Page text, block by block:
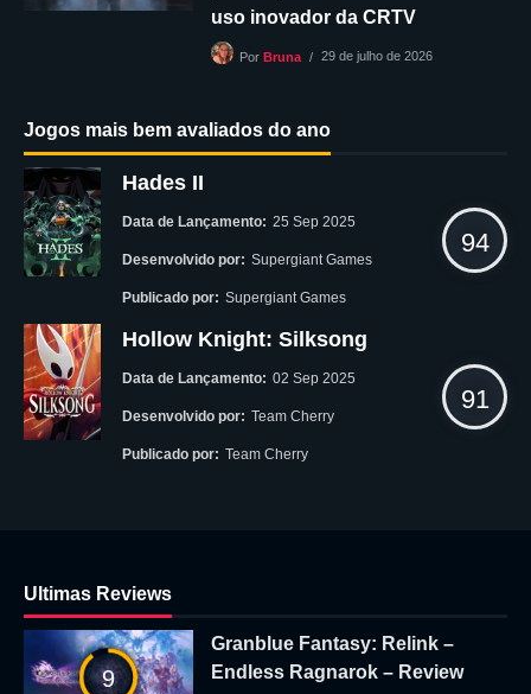
uso inovador da CRTV
PorBruna 29 de julho de 2026
Jogos mais bem avaliados do ano
Hades II
Data de Lançamento: 25 Sep 2025
Desenvolvido por: Supergiant Games
Publicado por: Supergiant Games
94
Hollow Knight: Silksong
Data de Lançamento: 02 Sep 2025
Desenvolvido por: Team Cherry
Publicado por: Team Cherry
91
Ultimas Reviews
9
Granblue Fantasy: Relink –
Endless Ragnarok – Review